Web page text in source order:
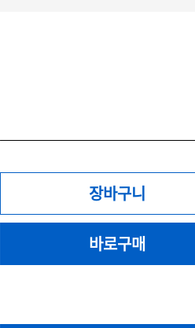
장바구니
바로구매